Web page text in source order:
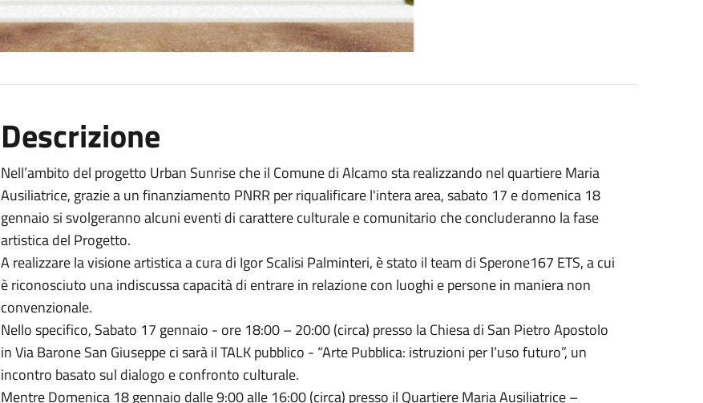
Descrizione
Nell’ambito del progetto Urban Sunrise che il Comune di Alcamo sta realizzando nel quartiere Maria
Ausiliatrice, grazie a un finanziamento PNRR per riqualificare l'intera area, sabato 17 e domenica 18
gennaio si svolgeranno alcuni eventi di carattere culturale e comunitario che concluderanno la fase
artistica del Progetto.
A realizzare la visione artistica a cura di Igor Scalisi Palminteri, è stato il team di Sperone167 ETS, a cui
è riconosciuto una indiscussa capacità di entrare in relazione con luoghi e persone in maniera non
convenzionale.
Nello specifico, Sabato 17 gennaio - ore 18:00 – 20:00 (circa) presso la Chiesa di San Pietro Apostolo
in Via Barone San Giuseppe ci sarà il TALK pubblico - “Arte Pubblica: istruzioni per l’uso futuro”, un
incontro basato sul dialogo e confronto culturale.
Mentre Domenica 18 gennaio dalle 9:00 alle 16:00 (circa) presso il Quartiere Maria Ausiliatrice –